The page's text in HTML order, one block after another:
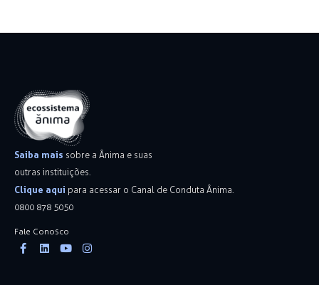
Saiba mais sobre a Ânima e suas
outras instituições.
Clique aqui para acessar o Canal de Conduta Ânima.
0800 878 5050
Fale Conosco
Facebook-
f
Linkedin
YoutubeInstagram